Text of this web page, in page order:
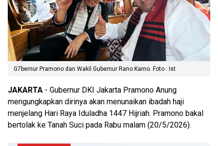
G7bernur Pramono dan Wakil Gubernur Rano Karno. Foto : Ist
JAKARTA - Gubernur DKI Jakarta Pramono Anung
mengungkapkan dirinya akan menunaikan ibadah haji
menjelang Hari Raya Iduladha 1447 Hijriah. Pramono bakal
bertolak ke Tanah Suci pada Rabu malam (20/5/2026).